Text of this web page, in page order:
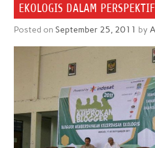
EKOLOGIS DALAM
Posted on September 25, 2011 by